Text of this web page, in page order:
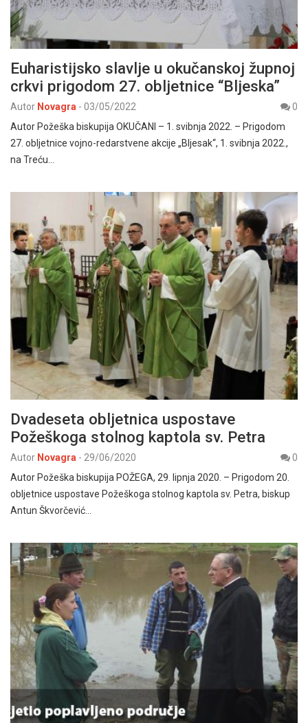
Euharistijsko slavlje u okučanskoj župnoj
crkvi prigodom 27. obljetnice “Bljeska”
Autor Novagra - 03/05/2022
0
Autor Požeška biskupija OKUČANI – 1. svibnja 2022. – Prigodom
27. obljetnice vojno-redarstvene akcije „Bljesak“, 1. svibnja 2022.,
na Treću…
Dvadeseta obljetnica uspostave
Požeškoga stolnog kaptola sv. Petra
Autor Novagra - 29/06/2020
0
Autor Požeška biskupija POŽEGA, 29. lipnja 2020. – Prigodom 20.
obljetnice uspostave Požeškoga stolnog kaptola sv. Petra, biskup
Antun Škvorčević…